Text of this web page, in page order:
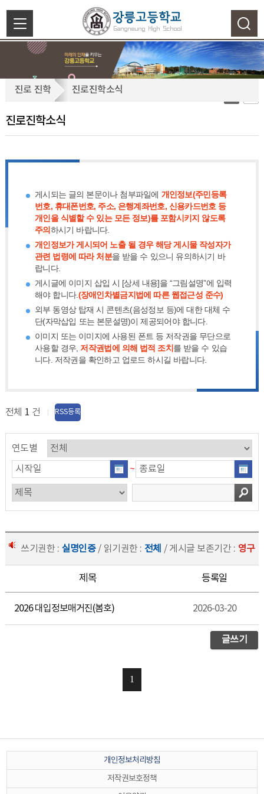
닫
기
진
학
진로 진학 진로진학소식
진로진학소식
게시되는 글의 본문이나 첨부파일에 개인정보(주민등록
번호, 휴대폰번호, 주소, 은행계좌번호, 신용카드번호 등
개인을 식별할 수 있는 모든 정보)를 포함시키지 않도록
주의하시기 바랍니다.
개인정보가 게시되어 노출 될 경우 해당 게시물 작성자가
관련 법령에 따라 처분을 받을 수 있으니 유의하시기 바
랍니다.
게시글에 이미지 삽입 시 [상세 내용]을 “그림설명”에 입력
해야 합니다.(장애인차별금지법에 따른 웹접근성 준수)
외부 동영상 탑재 시 콘텐츠(음성정보 등)에 대한 대체 수
단(자막삽입 또는 본문설명)이 제공되어야 합니다.
이미지 또는 이미지에 사용된 폰트 등 저작권을 무단으로
사용할 경우, 저작권법에 의해 법적 조치 를 받을 수 있습
니다. 저작권을 확인하고 업로드 하시길 바랍니다.
전체 1 건 RSS등록
연도별
~
쓰기권한 : 실명인증/ 읽기권한 : 전체 / 게시글 보존기간 : 영구
제목 등록일
2026 대입정보매거진(봄호) 2026-03-20
글쓰기
1
개인정보처리방침
저작권보호정책